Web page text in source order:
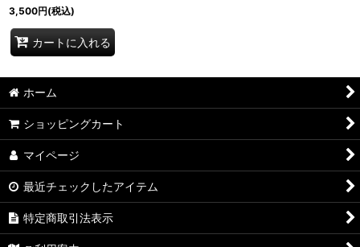
3,500円(税込)
カートに入れる
ホーム
ショッピングカート
マイページ
最近チェックしたアイテム
特定商取引法表示